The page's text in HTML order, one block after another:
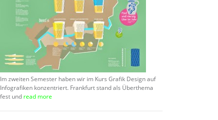
Im zweiten Semester haben wir im Kurs Grafik Design auf
Infografiken konzentriert. Frankfurt stand als Überthema
fest und read more